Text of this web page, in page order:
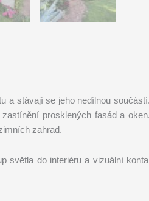
a stávají se jeho nedílnou
prosklených fasád a
zahrad.
světla do interiéru a vizuální